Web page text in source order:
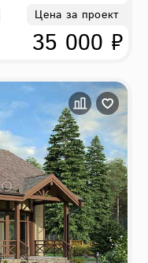
Цена за проект
35 000 ₽